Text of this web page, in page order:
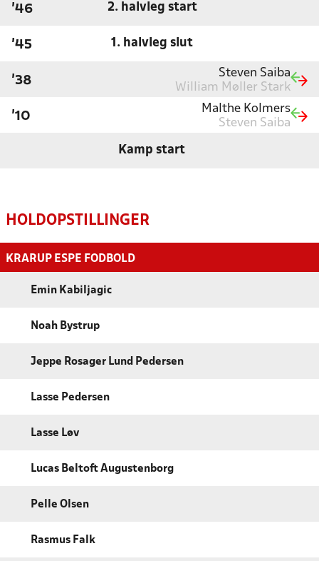
'46 2. halvleg start
'45 1. halvleg slut
'38
Steven Saiba
William Møller Stark
'10
Malthe Kolmers
Steven Saiba
Kamp start
HOLDOPSTILLINGER
KRARUP ESPE FODBOLD
Emin Kabiljagic
Noah Bystrup
Jeppe Rosager Lund Pedersen
Lasse Pedersen
Lasse Løv
Lucas Beltoft Augustenborg
Pelle Olsen
Rasmus Falk